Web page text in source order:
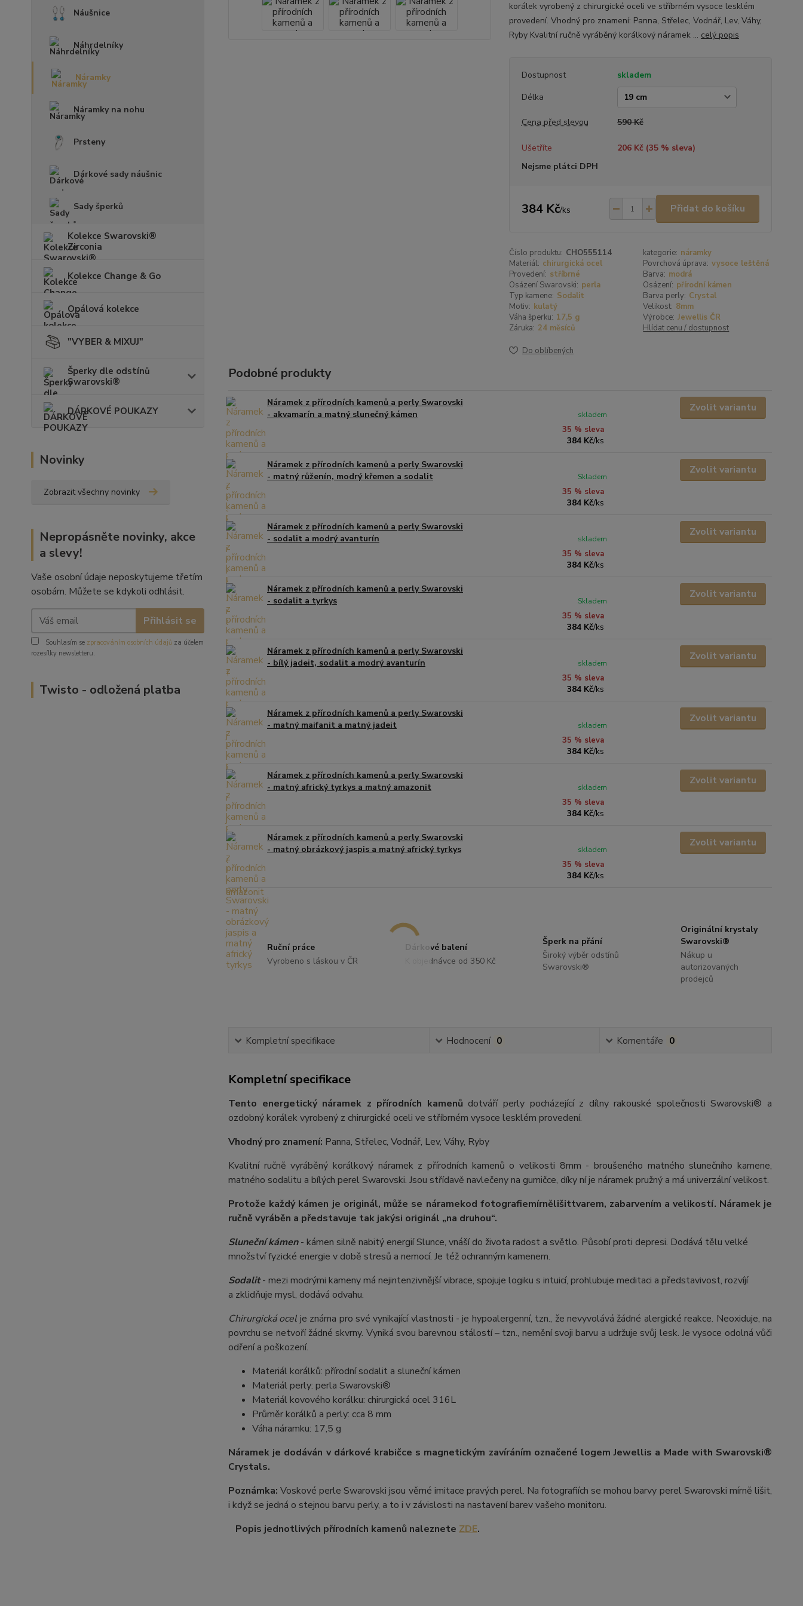
Náušnice
Náhrdelníky
Náramky
Náramky na nohu
Prsteny
Dárkové sady náušnic
Sady šperků
Kolekce Swarovski®
Zirconia
Kolekce Change & Go
Opálová kolekce
"VYBER & MIXUJ"
Šperky dle odstínů
Swarovski®
DÁRKOVÉ POUKAZY
Novinky
Zobrazit všechny novinky
Nepropásněte novinky, akce
a slevy!
Vaše osobní údaje neposkytujeme třetím
osobám. Můžete se kdykoli odhlásit.
Přihlásit se
Souhlasím se zpracováním osobních údajů za účelem
rozesílky newsletteru.
Twisto - odložená platba
korálek vyrobený z chirurgické oceli ve stříbrném vysoce lesklém
provedení. Vhodný pro znamení: Panna, Střelec, Vodnář, Lev, Váhy,
Ryby Kvalitní ručně vyráběný korálkový náramek ... celý popis
Dostupnost
skladem
Délka
Cena před slevou 590 Kč
Ušetříte 206 Kč (35% sleva)
Nejsme plátci DPH
384 Kč/ks Přidat do košíku
Číslo produktu: CHO555114 kategorie: náramky
Materiál: chirurgická ocel Povrchová úprava: vysoce leštěná
Provedení: stříbrné Barva: modrá
Osázení Swarovski: perla Osázení: přírodní kámen
Typ kamene: Sodalit Barva perly: Crystal
Motiv: kulatý Velikost: 8mm
Váha šperku: 17,5 g Výrobce: Jewellis ČR
Záruka: 24 měsíců Hlídat cenu / dostupnost
Do oblíbených
Podobné produkty
Náramek z přírodních kamenů a perly Swarovski
- akvamarín a matný slunečný kámen
35 % sleva
384 Kč/ks
skladem
Zvolit variantu
Náramek z přírodních kamenů a perly Swarovski
- matný růženín, modrý křemen a sodalit
35 % sleva
384 Kč/ks
Skladem
Zvolit variantu
Náramek z přírodních kamenů a perly Swarovski
- sodalit a modrý avanturín
35 % sleva
384 Kč/ks
skladem
Zvolit variantu
Náramek z přírodních kamenů a perly Swarovski
- sodalit a tyrkys
35 % sleva
384 Kč/ks
Skladem
Zvolit variantu
Náramek z přírodních kamenů a perly Swarovski
- bílý jadeit, sodalit a modrý avanturín
35 % sleva
384 Kč/ks
skladem
Zvolit variantu
Náramek z přírodních kamenů a perly Swarovski
- matný maifanit a matný jadeit
35 % sleva
384 Kč/ks
skladem
Zvolit variantu
Náramek z přírodních kamenů a perly Swarovski
- matný africký tyrkys a matný amazonit
35 % sleva
384 Kč/ks
skladem
Zvolit variantu
Náramek z přírodních kamenů a perly Swarovski
- matný obrázkový jaspis a matný africký tyrkys
35 % sleva
384 Kč/ks
skladem
Zvolit variantu
Ruční práce
Vyrobeno s láskou v ČR
Dárkové balení
K objednávce od 350 Kč
Šperk na přání
Široký výběr odstínů
Swarovski®
Originální krystaly
Swarovski®
Nákup u
autorizovaných
prodejců
Kompletní specifikace Hodnocení 0 Komentáře 0
Kompletní specifikace
Tento energetický náramek z přírodních kamenů dotváří perly pocházející z dílny rakouské společnosti Swarovski® a
ozdobný korálek vyrobený z chirurgické oceli ve stříbrném vysoce lesklém provedení.
Vhodný pro znamení: Panna, Střelec, Vodnář, Lev, Váhy, Ryby
Kvalitní ručně vyráběný korálkový náramek z přírodních kamenů o velikosti 8mm - broušeného matného slunečního kamene,
matného sodalitu a bílých perel Swarovski. Jsou střídavě navlečeny na gumičce, díky ní je náramek pružný a má univerzální velikost.
Protože každý kámen je originál, může se náramekod fotografiemírnělišittvarem, zabarvením a velikostí. Náramek je
ručně vyráběn a představuje tak jakýsi originál „na druhou“.
Sluneční kámen- kámen silně nabitý energií Slunce, vnáší do života radost a světlo. Působí proti depresi. Dodává tělu velké
množství fyzické energie v době stresů a nemocí. Je též ochranným kamenem.
Sodalit- mezi modrými kameny má nejintenzivnější vibrace, spojuje logiku s intuicí, prohlubuje meditaci a představivost, rozvíjí
a zklidňuje mysl, dodává odvahu.
Chirurgická ocel je známa pro své vynikající vlastnosti - je hypoalergenní, tzn., že nevyvolává žádné alergické reakce. Neoxiduje, na
povrchu se netvoří žádné skvrny. Vyniká svou barevnou stálostí – tzn., nemění svoji barvu a udržuje svůj lesk. Je vysoce odolná vůči
odření a poškození.
Materiál korálků: přírodní sodalit a sluneční kámen
Materiál perly: perla Swarovski®
Materiál kovového korálku: chirurgická ocel 316L
Průměr korálků a perly: cca 8 mm
Váha náramku: 17,5 g
Náramek je dodáván v dárkové krabičce s magnetickým zavíráním označené logem Jewellis a Made with Swarovski®
Crystals.
Poznámka: Voskové perle Swarovski jsou věrné imitace pravých perel. Na fotografiích se mohou barvy perel Swarovski mírně lišit,
i když se jedná o stejnou barvu perly, a to i v závislosti na nastavení barev vašeho monitoru.
Popis jednotlivých přírodních kamenů naleznete ZDE.